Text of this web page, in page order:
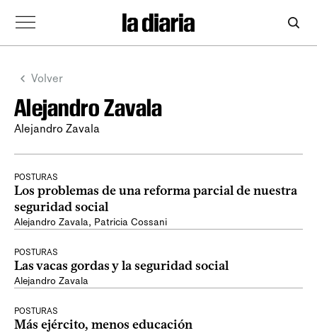
Volver
Alejandro Zavala
Alejandro Zavala
POSTURAS
Los problemas de una reforma parcial de nuestra
seguridad social
Alejandro Zavala, Patricia Cossani
POSTURAS
Las vacas gordas y la seguridad social
Alejandro Zavala
POSTURAS
Más ejército, menos educación